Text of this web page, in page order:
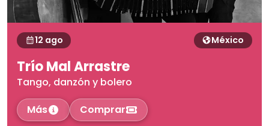
12 ago México
Trío Mal Arrastre
Tango, danzón y bolero
Más
Comprar